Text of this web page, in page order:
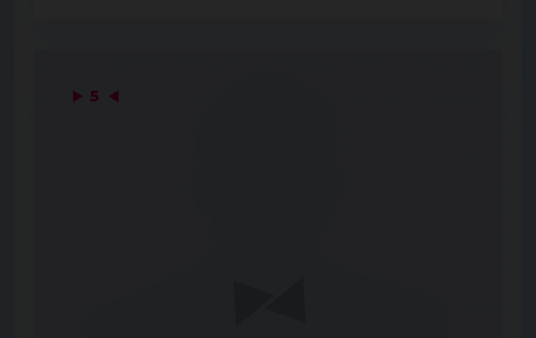
▶ 5 ◀